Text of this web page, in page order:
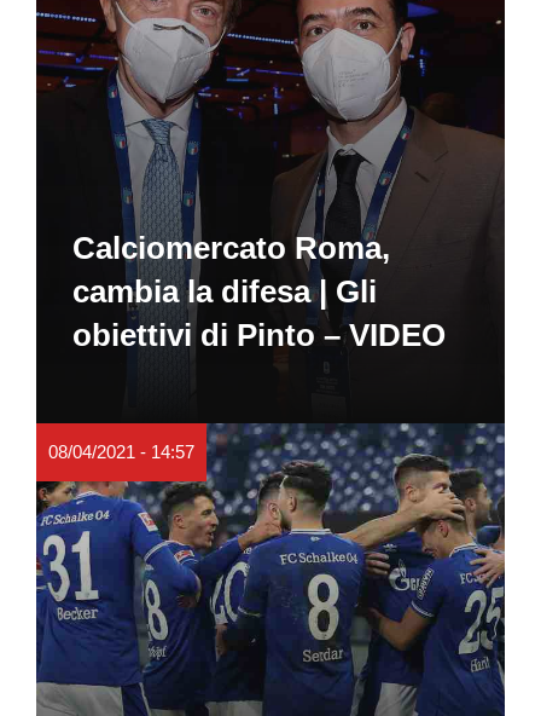
Calciomercato Roma,
cambia la difesa | Gli
obiettivi di Pinto – VIDEO
08/04/2021 - 14:57